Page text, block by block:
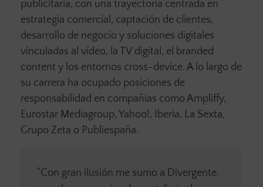
publicitaria, con una trayectoria centrada en
estrategia comercial, captación de clientes,
desarrollo de negocio y soluciones digitales
vinculadas al vídeo, la TV digital, el branded
content y los entornos cross-device. A lo largo de
su carrera ha ocupado posiciones de
responsabilidad en compañías como Ampliffy,
Eurostar Mediagroup, Yahoo!, Iberia, La Sexta,
Grupo Zeta o Publiespaña.
“Con gran ilusión me sumo a Divergente,